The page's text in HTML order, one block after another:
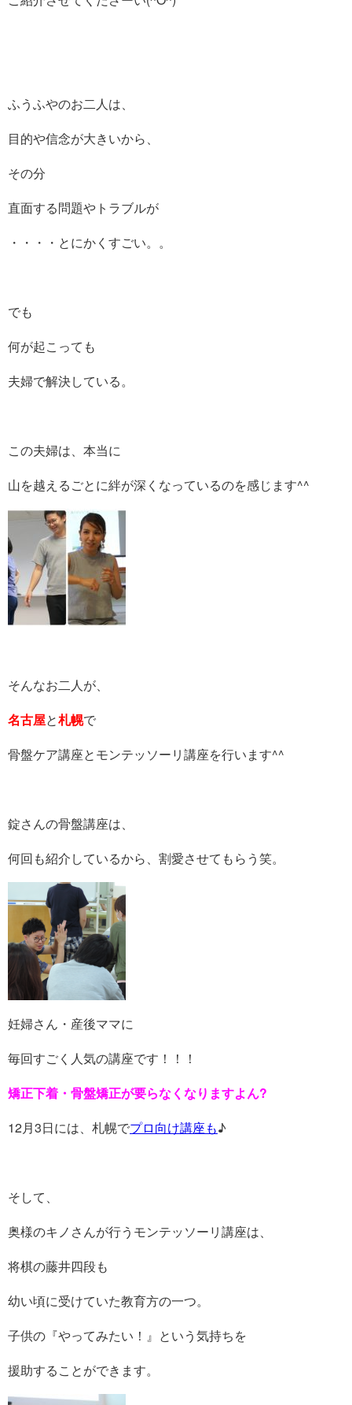
ふうふやのお二人は、
目的や信念が大きいから、
その分
直面する問題やトラブルが
・・・・とにかくすごい。。
でも
何が起こっても
夫婦で解決している。
この夫婦は、本当に
山を越えるごとに絆が深くなっているのを感じます^^
そんなお二人が、
名古屋と札幌で
骨盤ケア講座とモンテッソーリ講座を行います^^
錠さんの骨盤講座は、
何回も紹介しているから、割愛させてもらう笑。
妊婦さん・産後ママに
毎回すごく人気の講座です！！！
矯正下着・骨盤矯正が要らなくなりますよん?
12月3日には、札幌でプロ向け講座も♪
そして、
奥様のキノさんが行うモンテッソーリ講座は、
将棋の藤井四段も
幼い頃に受けていた教育方の一つ。
子供の『やってみたい！』という気持ちを
援助することができます。